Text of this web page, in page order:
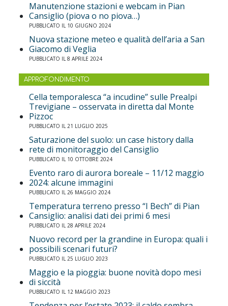
Manutenzione stazioni e webcam in Pian
Cansiglio (piova o no piova…)
PUBBLICATO IL 10 GIUGNO 2024
Nuova stazione meteo e qualità dell’aria a San
Giacomo di Veglia
PUBBLICATO IL 8 APRILE 2024
APPROFONDIMENTO
Cella temporalesca “a incudine” sulle Prealpi
Trevigiane – osservata in diretta dal Monte
Pizzoc
PUBBLICATO IL 21 LUGLIO 2025
Saturazione del suolo: un case history dalla
rete di monitoraggio del Cansiglio
PUBBLICATO IL 10 OTTOBRE 2024
Evento raro di aurora boreale – 11/12 maggio
2024: alcune immagini
PUBBLICATO IL 26 MAGGIO 2024
Temperatura terreno presso “I Bech” di Pian
Cansiglio: analisi dati dei primi 6 mesi
PUBBLICATO IL 28 APRILE 2024
Nuovo record per la grandine in Europa: quali i
possibili scenari futuri?
PUBBLICATO IL 25 LUGLIO 2023
Maggio e la pioggia: buone novità dopo mesi
di siccità
PUBBLICATO IL 12 MAGGIO 2023